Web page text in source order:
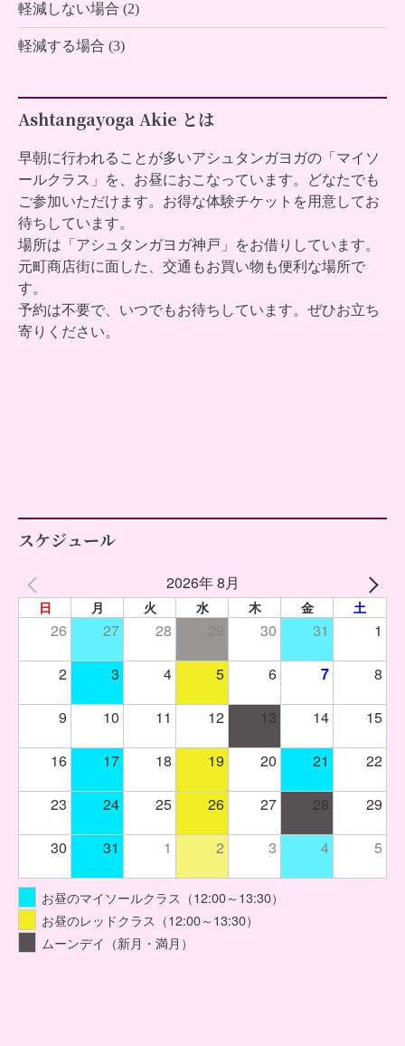
軽減しない場合 (2)
軽減する場合 (3)
Ashtangayoga Akie とは
早朝に行われることが多いアシュタンガヨガの「マイソ
ールクラス」を、お昼におこなっています。どなたでも
ご参加いただけます。お得な体験チケットを用意してお
待ちしています。
場所は「アシュタンガヨガ神戸」をお借りしています。
元町商店街に面した、交通もお買い物も便利な場所で
す。
予約は不要で、いつでもお待ちしています。ぜひお立ち
寄りください。
スケジュール
2026年 8月
日 月 火 水 木 金 土
26 27 28 30 31 1
2 3 4 5 6 7 8
9 10 11 12 13 14 15
16 17 18 19 20 21 22
23 24 25 26 27 28 29
30 31 1 2 3 4 5
お昼のマイソールクラス（12:00～13:30）
お昼のレッドクラス（12:00～13:30）
ムーンデイ（新月・満月）